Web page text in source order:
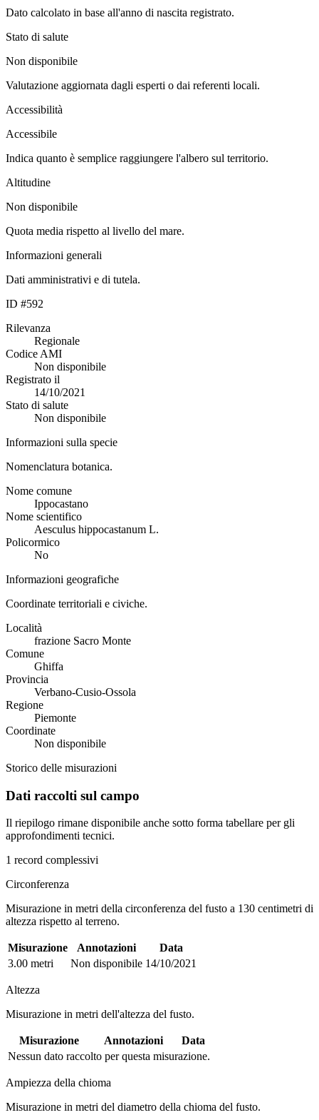
Dato calcolato in base all'anno di nascita registrato.
Stato di salute
Non disponibile
Valutazione aggiornata dagli esperti o dai referenti locali.
Accessibilità
Accessibile
Indica quanto è semplice raggiungere l'albero sul territorio.
Altitudine
Non disponibile
Quota media rispetto al livello del mare.
Informazioni generali
Dati amministrativi e di tutela.
ID #592
Rilevanza
Regionale
Codice AMI
Non disponibile
Registrato il
14/10/2021
Stato di salute
Non disponibile
Informazioni sulla specie
Nomenclatura botanica.
Nome comune
Ippocastano
Nome scientifico
Aesculus hippocastanum L.
Policormico
No
Informazioni geografiche
Coordinate territoriali e civiche.
Località
frazione Sacro Monte
Comune
Ghiffa
Provincia
Verbano-Cusio-Ossola
Regione
Piemonte
Coordinate
Non disponibile
Storico delle misurazioni
Dati raccolti sul campo
Il riepilogo rimane disponibile anche sotto forma tabellare per gli
approfondimenti tecnici.
1 record complessivi
Circonferenza
Misurazione in metri della circonferenza del fusto a 130 centimetri di
altezza rispetto al terreno.
Misurazione Annotazioni
Data
3.00 metri
Non disponibile 14/10/2021
Altezza
Misurazione in metri dell'altezza del fusto.
Misurazione Annotazioni
Data
Nessun dato raccolto per questa misurazione.
Ampiezza della chioma
Misurazione in metri del diametro della chioma del fusto.